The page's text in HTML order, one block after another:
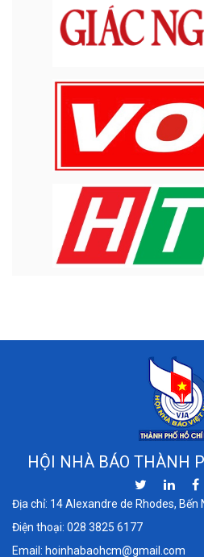
HỘI NHÀ BÁO THÀNH
Địa chỉ: 14 Alexandre de Rhodes, Bến
Điện thoại: 028 3825 6177
Email: hoinhabaohcm@gmail.com